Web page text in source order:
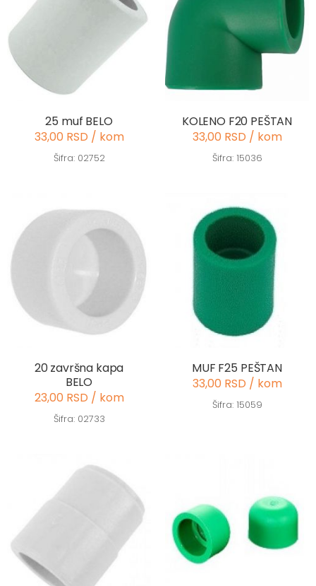
25 muf BELO
33,00 RSD / kom
Šifra: 02752
KOLENO F20 PEŠTAN
33,00 RSD / kom
Šifra: 15036
20 završna kapa
BELO
23,00 RSD / kom
Šifra: 02733
MUF F25 PEŠTAN
33,00 RSD / kom
Šifra: 15059